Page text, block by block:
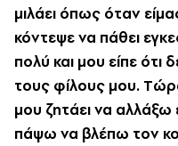
μιλάει όπως όταν
κόντεψε να πάθει
πολύ και μου είπε ότι
τους φίλους μου.
μου ζητάει να
πάψω να βλέπω τον